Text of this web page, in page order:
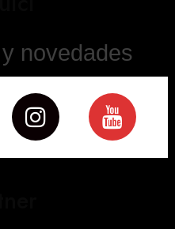
novedades